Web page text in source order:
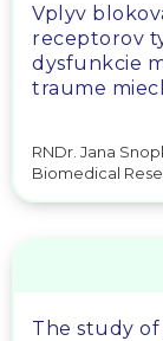
Vplyv
receptorov
dysfunkcie
traume
RNDr. Jana
Biomedical
The study